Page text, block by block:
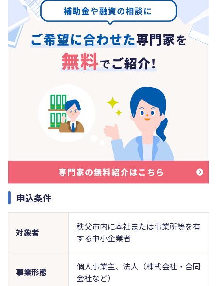
申込条件
対象者
秩父市内に本社または事業所等を有
する中小企業者
事業形態
個人事業主、法人（株式会社・合同
会社など）